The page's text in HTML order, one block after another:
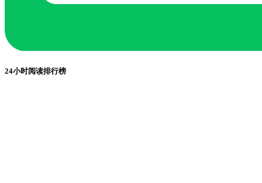
24小时阅读排行榜